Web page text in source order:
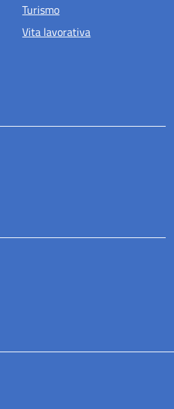
Turismo
Vita lavorativa